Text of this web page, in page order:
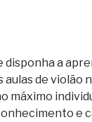
a
de violão
máximo
e